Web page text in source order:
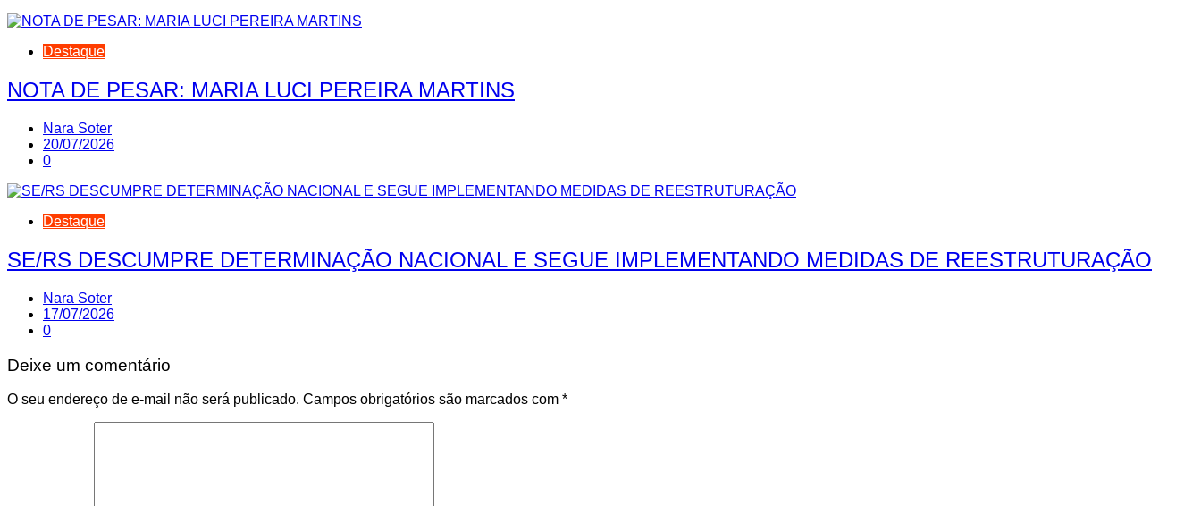
Destaque
NOTA DE PESAR: MARIA LUCI PEREIRA MARTINS
Nara Soter
20/07/2026
0
Destaque
SE/RS DESCUMPRE DETERMINAÇÃO NACIONAL E SEGUE IMPLEMENTANDO MEDIDAS DE REESTRUTURAÇÃO
Nara Soter
17/07/2026
0
Deixe um comentário
O seu endereço de e-mail não será publicado. Campos obrigatórios são marcados com *